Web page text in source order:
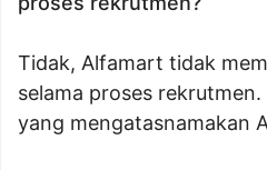
Tidak, Alfamart tidak
selama proses
yang mengatasnamakan